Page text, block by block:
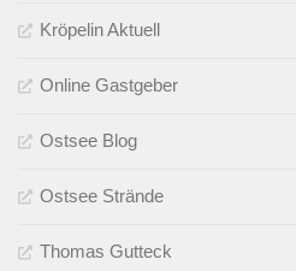
Kröpelin Aktuell
Online Gastgeber
Ostsee Blog
Ostsee Strände
Thomas Gutteck